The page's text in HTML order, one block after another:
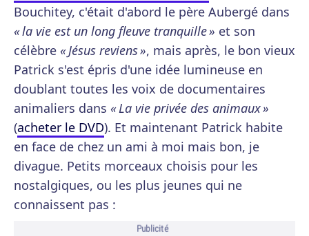
Bouchitey, c'était d'abord le père Aubergé dans
« la vie est un long fleuve tranquille » et son
célèbre « Jésus reviens », mais après, le bon vieux
Patrick s'est épris d'une idée lumineuse en
doublant toutes les voix de documentaires
animaliers dans « La vie privée des animaux »
(acheter le DVD). Et maintenant Patrick habite
en face de chez un ami à moi mais bon, je
divague. Petits morceaux choisis pour les
nostalgiques, ou les plus jeunes qui ne
connaissent pas :
Publicité